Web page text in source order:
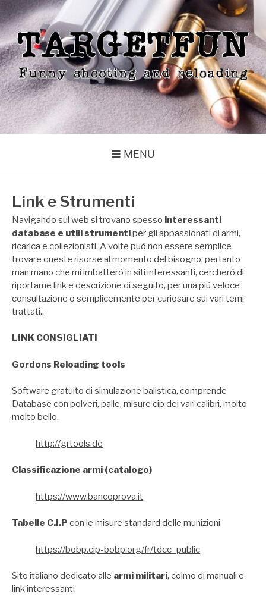
Skip
to
content
TARGETFUN
Funny shooting and reloading
MENU
Link e Strumenti
Navigando sul web si trovano spesso interessanti
database e utili strumentiper gli appassionati di armi,
ricarica e collezionisti. A volte può non essere semplice
trovare queste risorse al momento del bisogno, pertanto
man mano che mi imbatterò in siti interessanti, cercherò di
riportarne link e descrizione di seguito, per una più veloce
consultazione o semplicemente per curiosare sui vari temi
trattati..
LINK CONSIGLIATI
Gordons Reloading tools
Software gratuito di simulazione balistica, comprende
Database con polveri, palle, misure cip dei vari calibri, molto
molto bello.
http://grtools.de
Classificazione armi (catalogo)
https://www.bancoprova.it
Tabelle C.I.P con le misure standard delle munizioni
https://bobp.cip-bobp.org/fr/tdcc_public
Sito italiano dedicato alle armi militari, colmo di manuali e
link interessanti